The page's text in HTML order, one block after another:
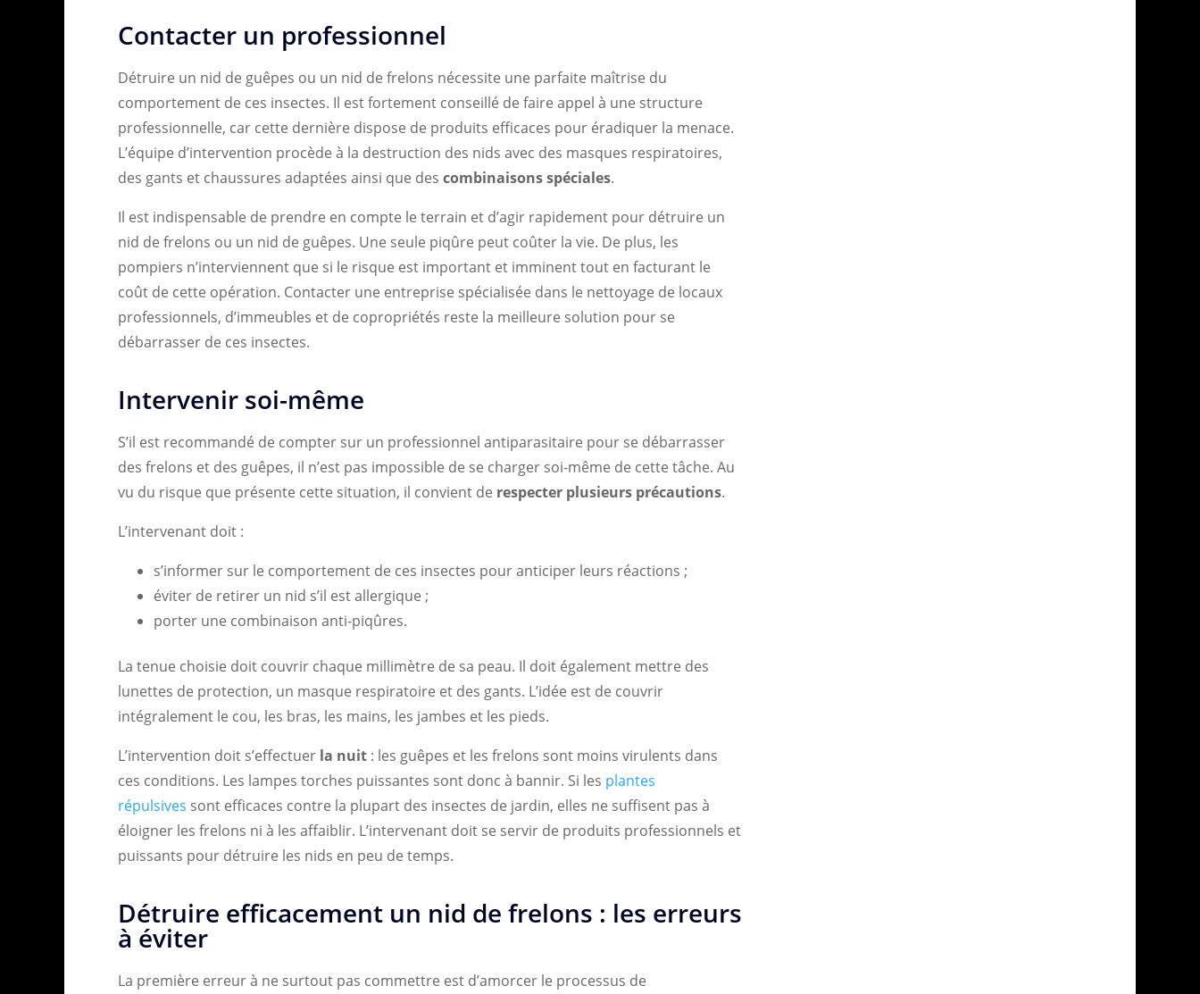
Contacter un professionnel
Détruire un nid de guêpes ou un nid de frelons nécessite une parfaite maîtrise du
comportement de ces insectes. Il est fortement conseillé de faire appel à une structure
professionnelle, car cette dernière dispose de produits efficaces pour éradiquer la menace.
L’équipe d’intervention procède à la destruction des nids avec des masques respiratoires,
des gants et chaussures adaptées ainsi que des combinaisons spéciales.
Il est indispensable de prendre en compte le terrain et d’agir rapidement pour détruire un
nid de frelons ou un nid de guêpes. Une seule piqûre peut coûter la vie. De plus, les
pompiers n’interviennent que si le risque est important et imminent tout en facturant le
coût de cette opération. Contacter une entreprise spécialisée dans le nettoyage de locaux
professionnels, d’immeubles et de copropriétés reste la meilleure solution pour se
débarrasser de ces insectes.
Intervenir soi-même
S’il est recommandé de compter sur un professionnel antiparasitaire pour se débarrasser
des frelons et des guêpes, il n’est pas impossible de se charger soi-même de cette tâche. Au
vu du risque que présente cette situation, il convient de respecter plusieurs précautions.
L’intervenant doit :
s’informer sur le comportement de ces insectes pour anticiper leurs réactions ;
éviter de retirer un nid s’il est allergique ;
porter une combinaison anti-piqûres.
La tenue choisie doit couvrir chaque millimètre de sa peau. Il doit également mettre des
lunettes de protection, un masque respiratoire et des gants. L’idée est de couvrir
intégralement le cou, les bras, les mains, les jambes et les pieds.
L’intervention doit s’effectuer la nuit : les guêpes et les frelons sont moins virulents dans
ces conditions. Les lampes torches puissantes sont donc à bannir. Si les plantes
répulsives sont efficaces contre la plupart des insectes de jardin, elles ne suffisent pas à
éloigner les frelons ni à les affaiblir. L’intervenant doit se servir de produits professionnels et
puissants pour détruire les nids en peu de temps.
Détruire efficacement un nid de frelons : les erreurs
à éviter
La première erreur à ne surtout pas commettre est d’amorcer le processus de